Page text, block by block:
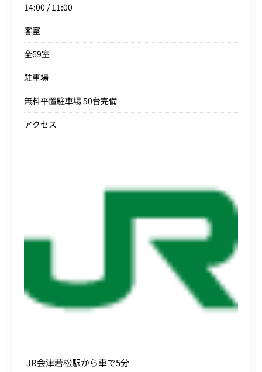
14:00 / 11:00
客室
全69室
駐車場
無料平置駐車場 50台完備
アクセス
JR会津若松駅から車で5分